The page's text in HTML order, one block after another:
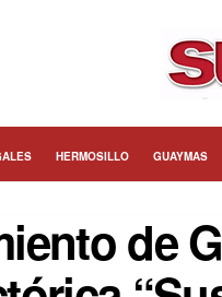
HERMOSILLO GUAYMAS
de